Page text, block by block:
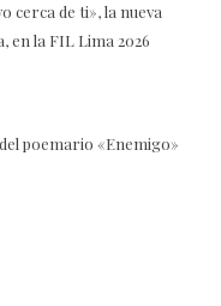
cerca de ti», la nueva
en la FIL Lima 2026
poemario «Enemigo»